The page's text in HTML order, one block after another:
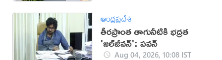
ఆంధ్రప్రదేశ్
తీరప్రాంత తాగునీటికి భద్రత
'జల్‌జీవన్': పవన్‌
Aug 04, 2026, 10:08 IST